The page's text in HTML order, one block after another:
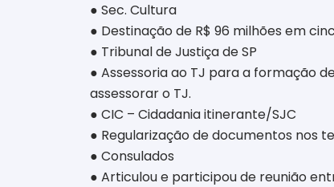
● Sec. Cultura
● Destinação de R$ 96 milhões em
● Tribunal de Justiça de SP
● Assessoria ao TJ para a formação
assessorar o TJ.
● CIC – Cidadania itinerante/SJC
● Regularização de documentos nos
● Consulados
● Articulou e participou de reunião